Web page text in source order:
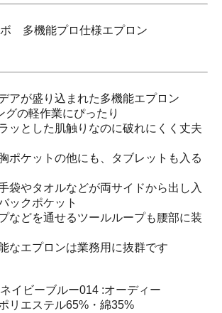
多機能プロ仕様エプロン
アが盛り込まれた多機能エプロン
グの軽作業にぴったり
ッとした肌触りなのに破れにくく丈夫
ポケットの他にも、タブレットも入る
袋やタオルなどが両サイドから出し入
ックポケット
などを通せるツールループも腰部に装
なエプロンは業務用に抜群です
イビーブルー014 :オーディー
リエステル65%・綿35%